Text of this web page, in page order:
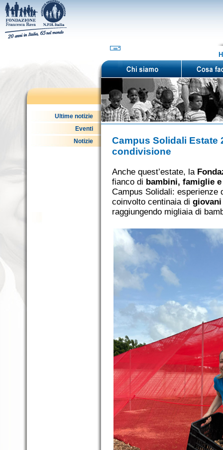
Ultime notizie
Eventi
Notizie
Campus Solidali Estate
condivisione
Anche quest’estate, la
fianco di bambini, famiglie
Campus Solidali: esperienze
coinvolto centinaia di
raggiungendo migliaia di